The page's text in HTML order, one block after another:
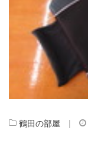
鶴田の部屋 |